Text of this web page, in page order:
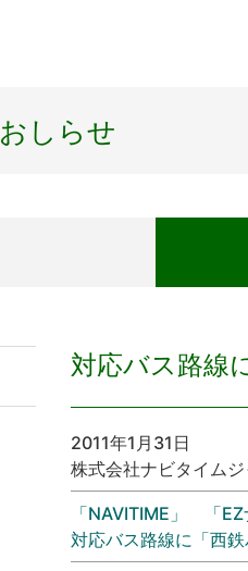
経営理念
おしらせ
対応バス路線
2011年1月31日
株式会社ナビタイム
「NAVITIME」 「EZ
対応バス路線に「西